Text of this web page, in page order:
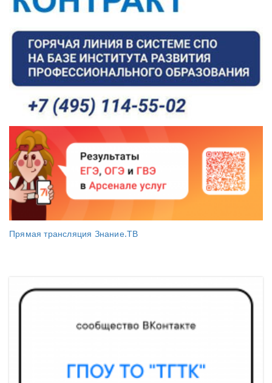
Прямая трансляция Знание.ТВ